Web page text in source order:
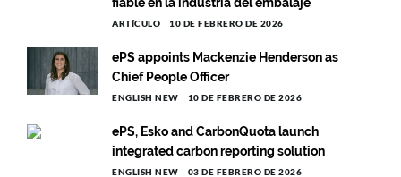
ARTÍCULO 10 DE FEBRERO DE 2026
ePS appoints Mackenzie Henderson as
Chief People Officer
ENGLISH NEW 10 DE FEBRERO DE 2026
ePS, Esko and CarbonQuota launch
integrated carbon reporting solution
ENGLISH NEW 03 DE FEBRERO DE 2026